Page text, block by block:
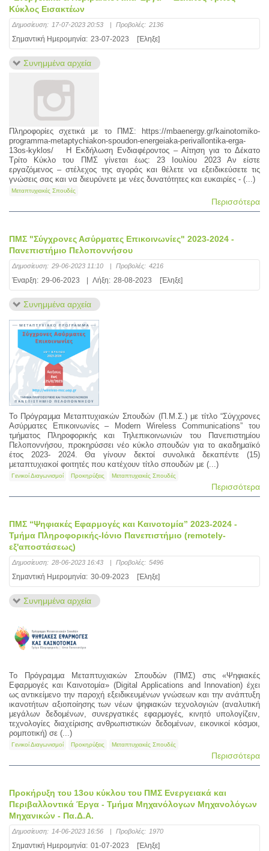
Κύκλος Εισακτέων
Δημοσίευση: 17-07-2023 20:53 | Προβολές: 2136
Σημαντική Ημερομηνία: 23-07-2023 [Έληξε]
Συνημμένα αρχεία
Πληροφορίες σχετικά με το ΠΜΣ: https://mbaenergy.gr/kainotomiko-
programma-metaptychiakon-spoudon-energeiaka-perivallontika-erga-
13os-kyklos/ Η Εκδήλωση Ενδιαφέροντος – Αίτηση για το Δέκατο
Τρίτο Κύκλο του ΠΜΣ γίνεται έως: 23 Ιουλίου 2023 Αν είστε
εργαζόμενος – στέλεχος της αγοράς και θέλετε να εξειδικεύσετε τις
γνώσεις σας και να διευρύνετε με νέες δυνατότητες και ευκαιρίες - (...)
Μεταπτυχιακές Σπουδές
Περισσότερα
ΠΜΣ "Σύγχρονες Ασύρματες Επικοινωνίες" 2023-2024 -
Πανεπιστήμιο Πελοποννήσου
Δημοσίευση: 29-06-2023 11:10 | Προβολές: 4216
Έναρξη: 29-06-2023 | Λήξη: 28-08-2023 [Έληξε]
Συνημμένα αρχεία
To Πρόγραμμα Μεταπτυχιακών Σπουδών (Π.Μ.Σ.) με τίτλο “Σύγχρονες
Ασύρματες Επικοινωνίες – Modern Wireless Communications” του
τμήματος Πληροφορικής και Τηλεπικοινωνιών του Πανεπιστημίου
Πελοποννήσου, προκηρύσσει νέο κύκλο σπουδών για το ακαδημαϊκό
έτος 2023- 2024. Θα γίνουν δεκτοί συνολικά δεκαπέντε (15)
μεταπτυχιακοί φοιτητές που κατέχουν τίτλο σπουδών με (...)
Γενικοί Διαγωνισμοί Προκηρύξεις Μεταπτυχιακές Σπουδές
Περισσότερα
ΠΜΣ “Ψηφιακές Εφαρμογές και Καινοτομία” 2023-2024 -
Τμήμα Πληροφορικής-Ιόνιο Πανεπιστήμιο (remotely-
εξ'αποστάσεως)
Δημοσίευση: 28-06-2023 16:43 | Προβολές: 5496
Σημαντική Ημερομηνία: 30-09-2023 [Έληξε]
Συνημμένα αρχεία
Το Πρόγραμμα Μεταπτυχιακών Σπουδών (ΠΜΣ) στις «Ψηφιακές
Εφαρμογές και Καινοτομία» (Digital Applications and Innovation) έχει
ως αντικείμενο την παροχή εξειδικευμένων γνώσεων και την ανάπτυξη
ικανοτήτων αξιοποίησης των νέων ψηφιακών τεχνολογιών (αναλυτική
μεγάλων δεδομένων, συνεργατικές εφαρμογές, κινητό υπολογίζειν,
τεχνολογίες διαχείρισης ανθρωπιστικών δεδομένων, εικονικοί κόσμοι,
ρομποτική) σε (...)
Γενικοί Διαγωνισμοί Προκηρύξεις Μεταπτυχιακές Σπουδές
Περισσότερα
Προκήρυξη του 13ου κύκλου του ΠΜΣ Ενεργειακά και
Περιβαλλοντικά Έργα - Τμήμα Μηχανόλογων Μηχανολόγων
Μηχανικών - Πα.Δ.Α.
Δημοσίευση: 14-06-2023 16:56 | Προβολές: 1970
Σημαντική Ημερομηνία: 01-07-2023 [Έληξε]